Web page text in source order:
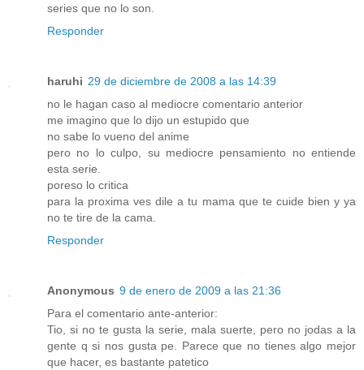
series que no lo son.
Responder
haruhi 29 de diciembre de 2008 a las 14:39
no le hagan caso al mediocre comentario anterior
me imagino que lo dijo un estupido que
no sabe lo vueno del anime
pero no lo culpo, su mediocre pensamiento no entiende
esta serie.
poreso lo critica
para la proxima ves dile a tu mama que te cuide bien y ya
no te tire de la cama.
Responder
Anonymous 9 de enero de 2009 a las 21:36
Para el comentario ante-anterior:
Tio, si no te gusta la serie, mala suerte, pero no jodas a la
gente q si nos gusta pe. Parece que no tienes algo mejor
que hacer, es bastante patetico